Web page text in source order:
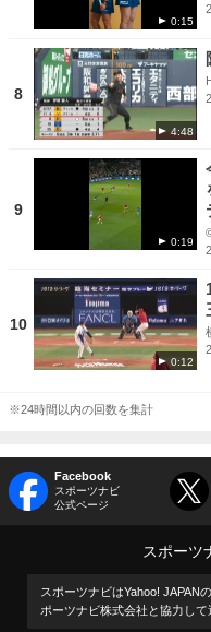
0:15
8
4:48
9
0:19
10
0:12
※24時間以内の回数を集計
Facebook
スポーツナビ
公式ページ
スポーツ
スポーツナビはYahoo! JAPAN
ポーツナビ株式会社と協力して